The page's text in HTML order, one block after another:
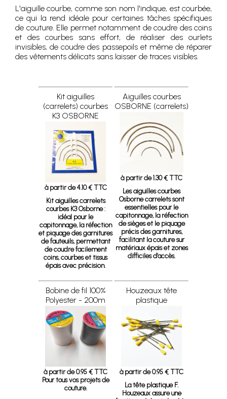
L'aiguille courbe, comme son nom l'indique, est courbée,
ce qui la rend idéale pour certaines tâches spécifiques
de couture. Elle permet notamment de coudre des coins
et des courbes sans effort, de réaliser des ourlets
invisibles, de coudre des passepoils et même de réparer
des vêtements délicats sans laisser de traces visibles.
Kit aiguilles
(carrelets) courbes
K3 OSBORNE
à partir de 4.10 € TTC
Kit aiguilles carrelets
courbes K3 Osborne :
idéal pour le
capitonnage, la réfection
et piquage des garnitures
de fauteuils, permettant
de coudre facilement
coins, courbes et tissus
épais avec précision.
Aiguilles courbes
OSBORNE (carrelets)
à partir de 1.30 € TTC
Les aiguilles courbes
Osborne carrelets sont
essentielles pour le
capitonnage, la réfection
de sièges et le piquage
précis des garnitures,
facilitant la couture sur
matériaux épais et zones
difficiles d’accès.
Bobine de fil 100%
Polyester - 200m
à partir de 0.95 € TTC
Pour tous vos projets de
couture.
Houzeaux tête
plastique
à partir de 0.95 € TTC
La tête plastique F.
Houzeaux assure une